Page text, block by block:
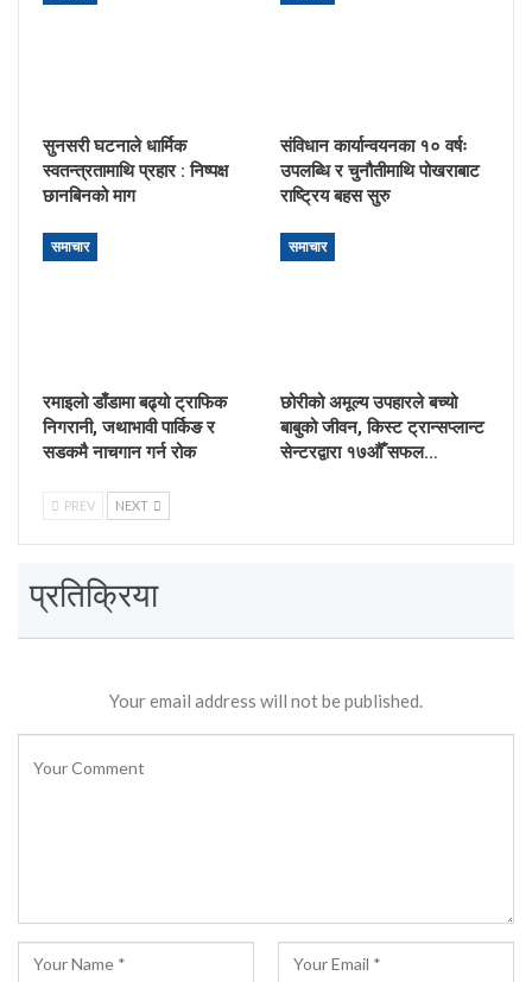
सुनसरी घटनाले धार्मिक
स्वतन्त्रतामाथि प्रहार : निष्पक्ष
छानबिनको माग
संविधान कार्यान्वयनका १० वर्षः
उपलब्धि र चुनौतीमाथि पोखराबाट
राष्ट्रिय बहस सुरु
समाचार
रमाइलो डाँडामा बढ्यो ट्राफिक
निगरानी, जथाभावी पार्किङ र
सडकमै नाचगान गर्न रोक
समाचार
छोरीको अमूल्य उपहारले बच्यो
बाबुको जीवन, किस्ट ट्रान्सप्लान्ट
सेन्टरद्वारा १७औँ सफल…
PREV NEXT
प्रतिक्रिया
Your email address will not be published.